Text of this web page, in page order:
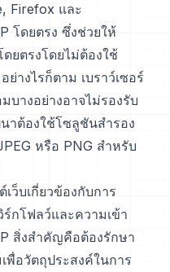
Firefox และ
โดยตรง ซึ่งช่วยให้
ยตรงโดยไม่ต้องใช้
างไรก็ตาม เบราว์เซอร์
บางอย่างอาจไม่รองรับ
าต้องใช้โซลูชันสำรอง
หรือ PNG สำหรับ
ว็บเกี่ยวข้องกับการ
ร์กโฟลว์และความเข้า
สิ่งสำคัญคือต้องรักษา
พื่อวัตถุประสงค์ในการ